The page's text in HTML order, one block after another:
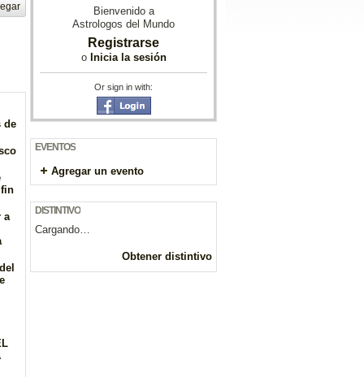
de
a
Bienvenido a
Astrologos del Mundo
Registrarse
o Inicia la sesión
Or sign in with:
EVENTOS
Agregar un evento
DISTINTIVO
Cargando…
Obtener distintivo